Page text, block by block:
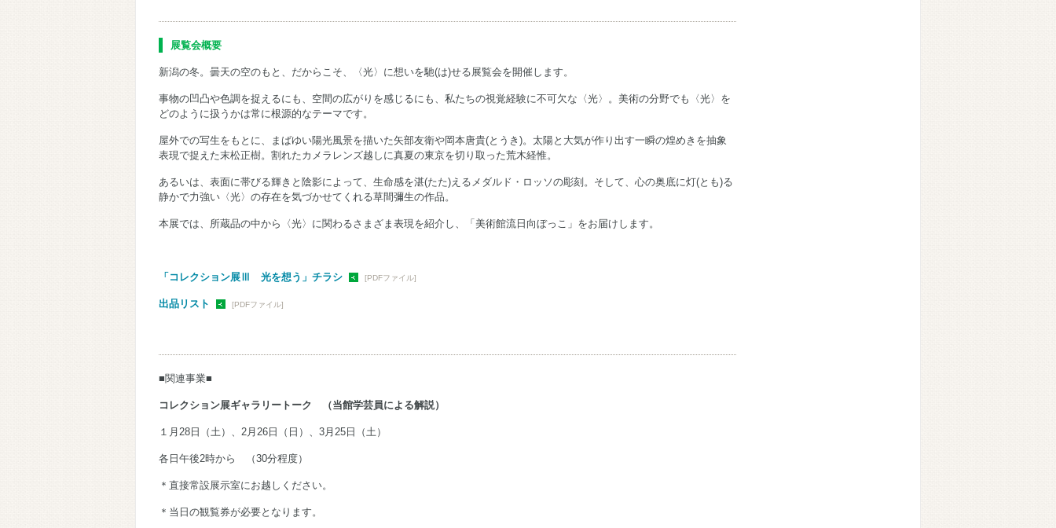
展覧会概要
新潟の冬。曇天の空のもと、だからこそ、〈光〉に想いを馳(は)せる展覧会を開催します。
事物の凹凸や色調を捉えるにも、空間の広がりを感じるにも、私たちの視覚経験に不可欠な〈光〉。美術の分野でも〈光〉を
どのように扱うかは常に根源的なテーマです。
屋外での写生をもとに、まばゆい陽光風景を描いた矢部友衛や岡本唐貴(とうき)。太陽と大気が作り出す一瞬の煌めきを抽象
表現で捉えた末松正樹。割れたカメラレンズ越しに真夏の東京を切り取った荒木経惟。
あるいは、表面に帯びる輝きと陰影によって、生命感を湛(たた)えるメダルド・ロッソの彫刻。そして、心の奥底に灯(とも)る
静かで力強い〈光〉の存在を気づかせてくれる草間彌生の作品。
本展では、所蔵品の中から〈光〉に関わるさまざま表現を紹介し、「美術館流日向ぼっこ」をお届けします。
「コレクション展Ⅲ 光を想う」チラシ [PDFファイル]
出品リスト [PDFファイル]
■関連事業■
コレクション展ギャラリートーク （当館学芸員による解説）
１月28日（土）、2月26日（日）、3月25日（土）
各日午後2時から （30分程度）
＊直接常設展示室にお越しください。
＊当日の観覧券が必要となります。